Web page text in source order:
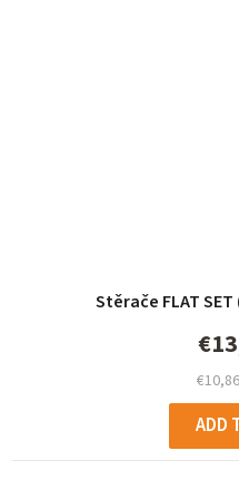
Stěrače FLAT SET
ADD